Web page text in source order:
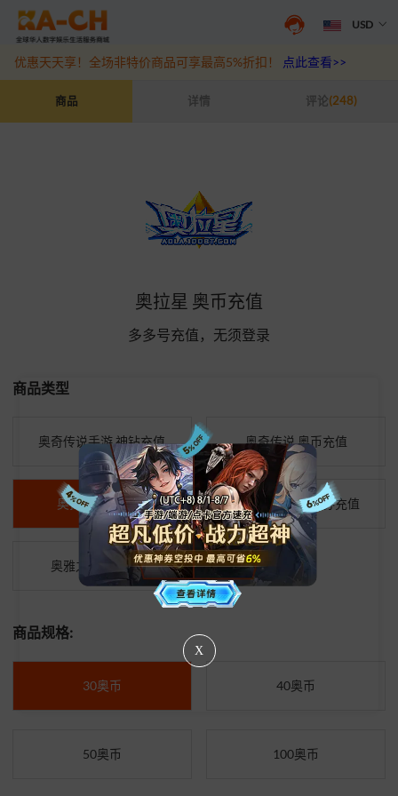
USD
游戏充值福利来袭，王者、和平精英、原神等热门游戏充值折扣最高
优惠天天享！全场非特价商品可享最高5%折扣！ 点此查看>>
商品 详情 评论(248)
奥拉星 奥币充值
多多号充值，无须登录
商品类型
奥奇传说手游 神钻充值 奥奇传说 奥币充值
奥拉星 奥币充值 奥拉星手游 直购券充值
奥雅之光 奥币充值
商品规格:
30奥币 40奥币
50奥币 100奥币
X